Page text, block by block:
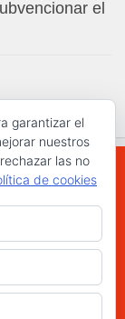
el
Todos los
garantizar el
nuestros
las no
de cookies